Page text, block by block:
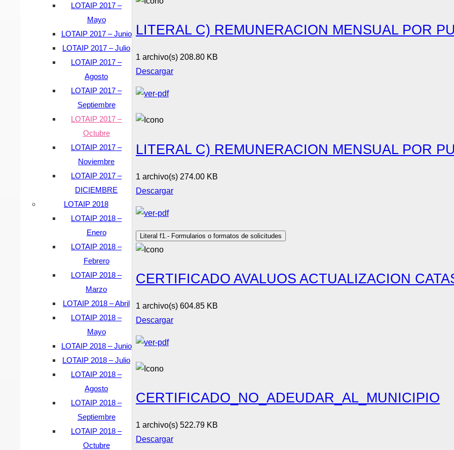
LOTAIP 2017 –
Mayo
LOTAIP 2017 – Junio
LOTAIP 2017 – Julio
LOTAIP 2017 –
Agosto
LOTAIP 2017 –
Septiembre
LOTAIP 2017 –
Octubre
LOTAIP 2017 –
Noviembre
LOTAIP 2017 –
DICIEMBRE
LOTAIP 2018
LOTAIP 2018 –
Enero
LOTAIP 2018 –
Febrero
LOTAIP 2018 –
Marzo
LOTAIP 2018 – Abril
LOTAIP 2018 –
Mayo
LOTAIP 2018 – Junio
LOTAIP 2018 – Julio
LOTAIP 2018 –
Agosto
LOTAIP 2018 –
Septiembre
LOTAIP 2018 –
Octubre
LITERAL C) REMUNERACION MENSUAL POR
1 archivo(s) 208.80 KB
Descargar
LITERAL C) REMUNERACION MENSUAL POR
1 archivo(s) 274.00 KB
Descargar
Literal f1.- Formularios o formatos de solicitudes
CERTIFICADO AVALUOS ACTUALIZACION
1 archivo(s) 604.85 KB
Descargar
CERTIFICADO_NO_ADEUDAR_AL_MUNICIPIO
1 archivo(s) 522.79 KB
Descargar